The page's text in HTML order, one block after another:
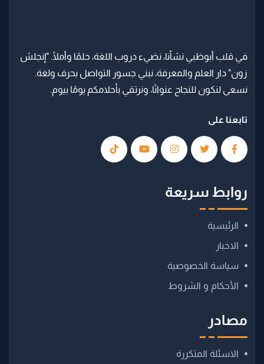
في قلب أبوظبي نشأنا، نضيء دروب اللغة، حلمًا وأملًا. "إنجلش
زون" دار العلم والمعرفة، نبني جسور التواصل بحرف ولغة.
تابعنا على
روابط سريعة
الرئيسية
الاخبار
سياسة الخصوصية
مصادر